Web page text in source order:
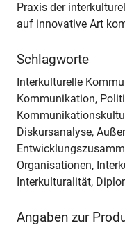
Praxis der
auf innovative Art
Schlagworte
Interkulturelle
Kommunikation,
Diskursanalyse,
Organisationen,
Interkulturalität,
Angaben zur